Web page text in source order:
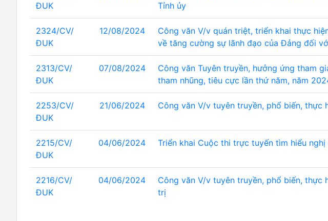
ĐUK
Tỉnh ủy
2324/CV/
ĐUK
12/08/2024
Công văn V/v quán triệt, triển khai thực
về tăng cường sự lãnh đạo của Đảng đối
2313/CV/
ĐUK
07/08/2024
Công văn Tuyên truyền, hưởng ứng tham
tham nhũng, tiêu cực lần thứ năm, năm
2253/CV/
ĐUK
21/06/2024 Công văn V/v tuyên truyền, phổ biến, thực
2215/CV/
ĐUK
04/06/2024 Triển khai Cuộc thi trực tuyến tìm hiểu
2216/CV/
ĐUK
04/06/2024
Công văn V/v tuyên truyền, phổ biến, thực
trị